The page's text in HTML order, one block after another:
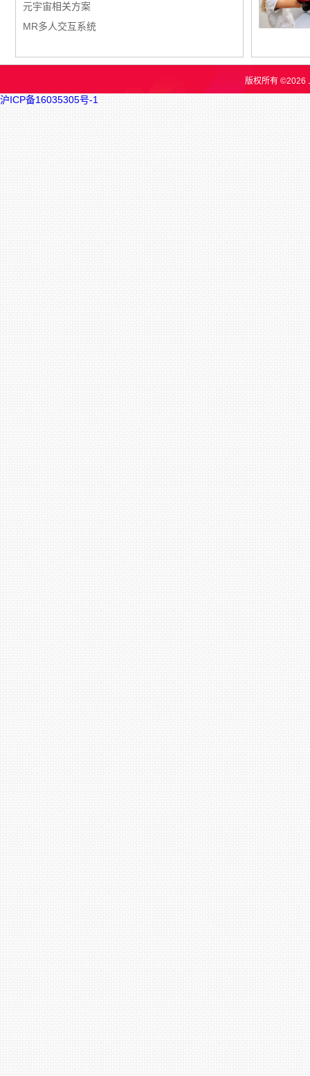
元宇宙相关方案
MR多人交互系统
版权所有 ©2026
沪ICP备16035305号-1